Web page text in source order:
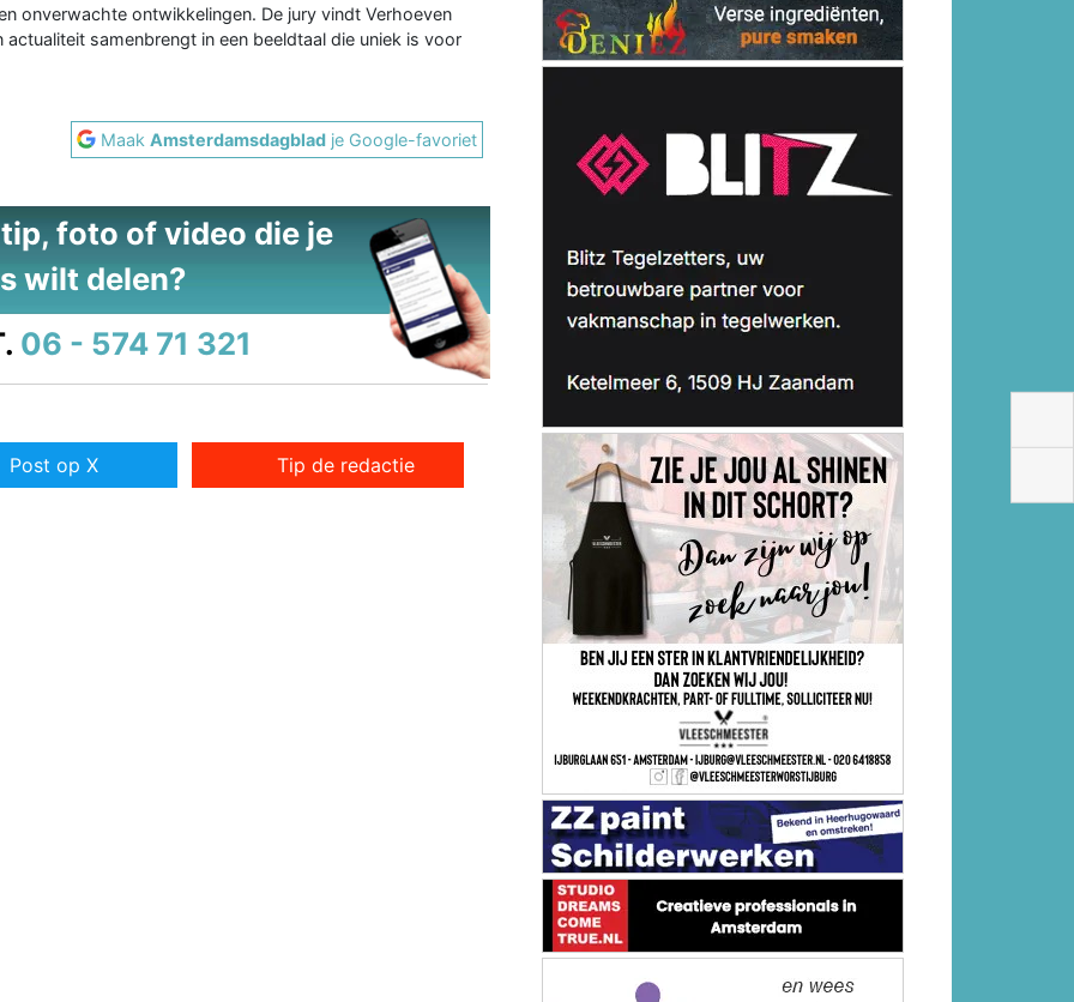
onverwachte ontwikkelingen. De jury vindt Verhoeven
samenbrengt in een beeldtaal die uniek is voor
MaakAmsterdamsdagblad je Google-favoriet
foto of video die je
wilt delen?
06 - 574 71 321
Post op X Tip de redactie